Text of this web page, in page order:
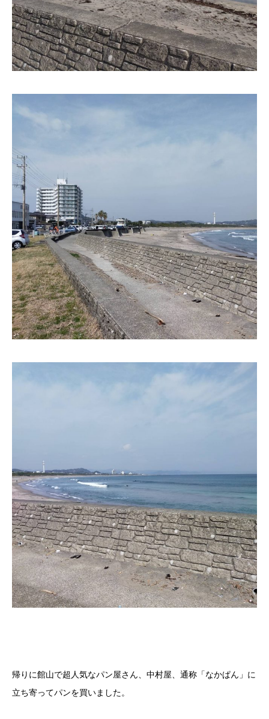
帰りに館山で超人気なパン屋さん、中村屋、通称「なかぱん」に
立ち寄ってパンを買いました。